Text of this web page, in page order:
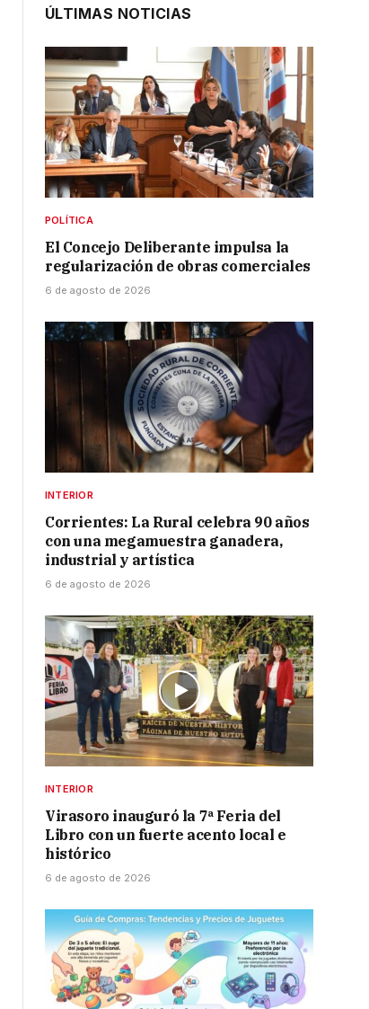
ÚLTIMAS NOTICIAS
POLÍTICA
El Concejo Deliberante impulsa la
regularización de obras comerciales
6 de agosto de 2026
INTERIOR
Corrientes: La Rural celebra 90 años
con una megamuestra ganadera,
industrial y artística
6 de agosto de 2026
INTERIOR
Virasoro inauguró la 7ª Feria del
Libro con un fuerte acento local e
histórico
6 de agosto de 2026